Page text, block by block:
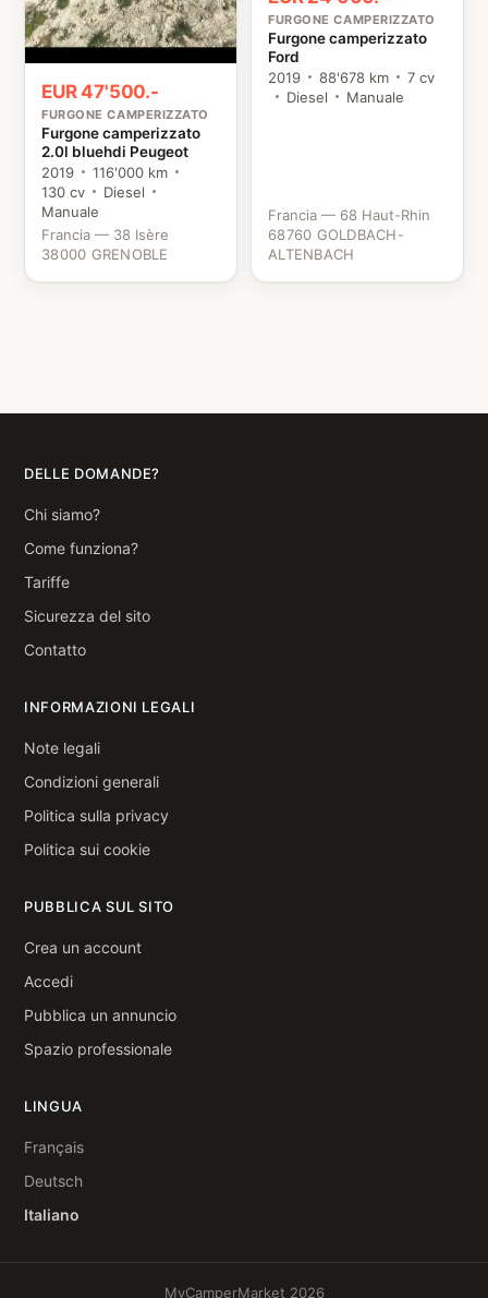
EUR 47'500.-
FURGONE CAMPERIZZATO
Furgone camperizzato
2.0l bluehdi Peugeot
2019
116'000 km
130 cv
Diesel
Manuale
Francia — 38 Isère
38000 GRENOBLE
FURGONE CAMPERIZZATO
Furgone camperizzato
Ford
2019
88'678 km
7 cv
Diesel
Manuale
Francia — 68 Haut-Rhin
68760 GOLDBACH-
ALTENBACH
DELLE DOMANDE?
Chi siamo?
Come funziona?
Tariffe
Sicurezza del sito
Contatto
INFORMAZIONI LEGALI
Note legali
Condizioni generali
Politica sulla privacy
Politica sui cookie
PUBBLICA SUL SITO
Crea un account
Accedi
Pubblica un annuncio
Spazio professionale
LINGUA
Français
Deutsch
Italiano
MyCamperMarket 2026